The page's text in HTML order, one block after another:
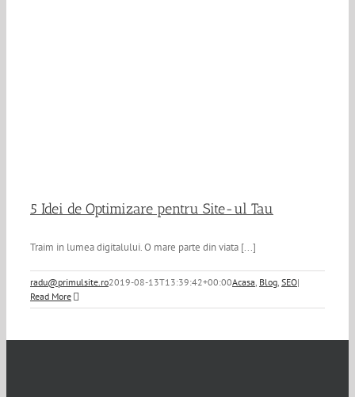
5 Idei de Optimizare pentru Site-ul Tau
Traim in lumea digitalului. O mare parte din viata [...]
radu@primulsite.ro2019-08-13T13:39:42+00:00Acasa, Blog, SEO|
Read More